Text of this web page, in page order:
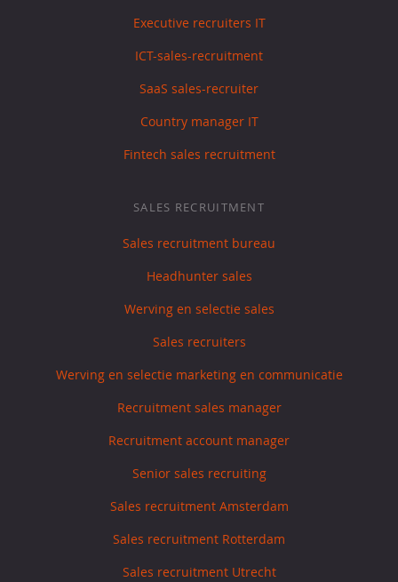
Executive recruiters IT
ICT-sales-recruitment
SaaS sales-recruiter
Country manager IT
Fintech sales recruitment
SALES RECRUITMENT
Sales recruitment bureau
Headhunter sales
Werving en selectie sales
Sales recruiters
Werving en selectie marketing en communicatie
Recruitment sales manager
Recruitment account manager
Senior sales recruiting
Sales recruitment Amsterdam
Sales recruitment Rotterdam
Sales recruitment Utrecht